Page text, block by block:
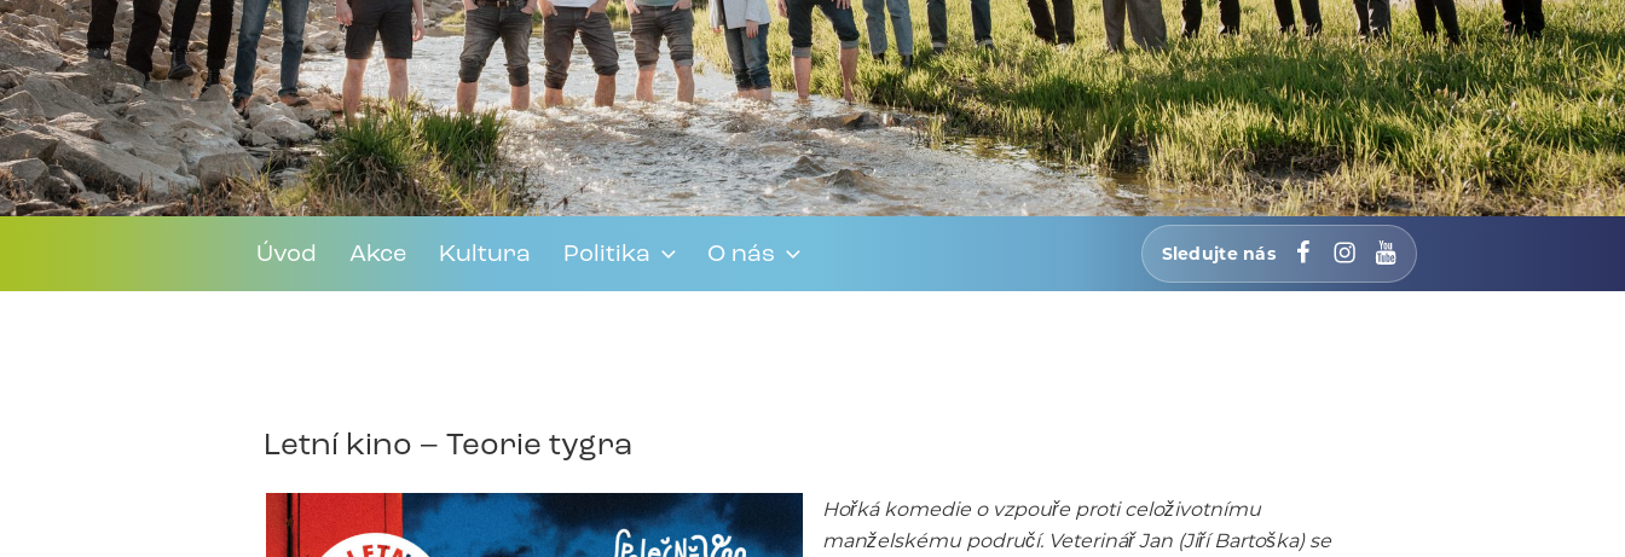
Úvod Akce Kultura Politika O nás Sledujte nás Facebook
Instagram
YouTube
Letní kino – Teorie tygra
Hořká komedie o vzpouře proti celoživotnímu
manželskému područí. Veterinář Jan (Jiří Bartoška) se